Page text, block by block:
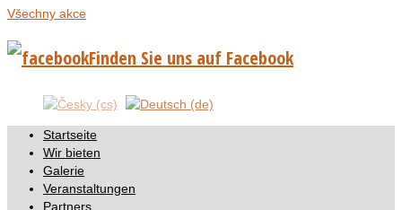
Všechny akce
Finden Sie uns auf Facebook
Startseite
Wir bieten
Galerie
Veranstaltungen
Partners